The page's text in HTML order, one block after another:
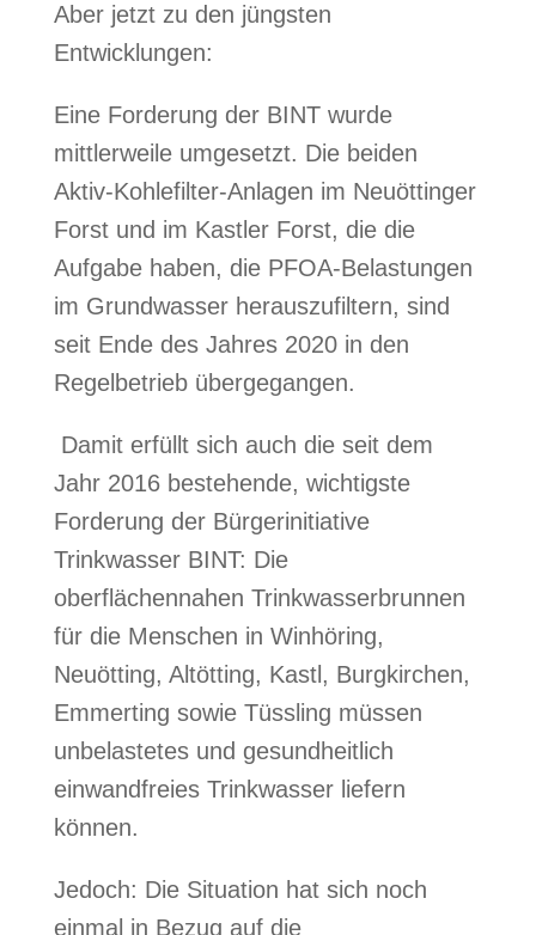
Aber jetzt zu den jüngsten
Entwicklungen:
Eine Forderung der BINT wurde
mittlerweile umgesetzt. Die beiden
Aktiv-Kohlefilter-Anlagen im Neuöttinger
Forst und im Kastler Forst, die die
Aufgabe haben, die PFOA-Belastungen
im Grundwasser herauszufiltern, sind
seit Ende des Jahres 2020 in den
Regelbetrieb übergegangen.
Damit erfüllt sich auch die seit dem
Jahr 2016 bestehende, wichtigste
Forderung der Bürgerinitiative
Trinkwasser BINT: Die
oberflächennahen Trinkwasserbrunnen
für die Menschen in Winhöring,
Neuötting, Altötting, Kastl, Burgkirchen,
Emmerting sowie Tüssling müssen
unbelastetes und gesundheitlich
einwandfreies Trinkwasser liefern
können.
Jedoch: Die Situation hat sich noch
einmal in Bezug auf die